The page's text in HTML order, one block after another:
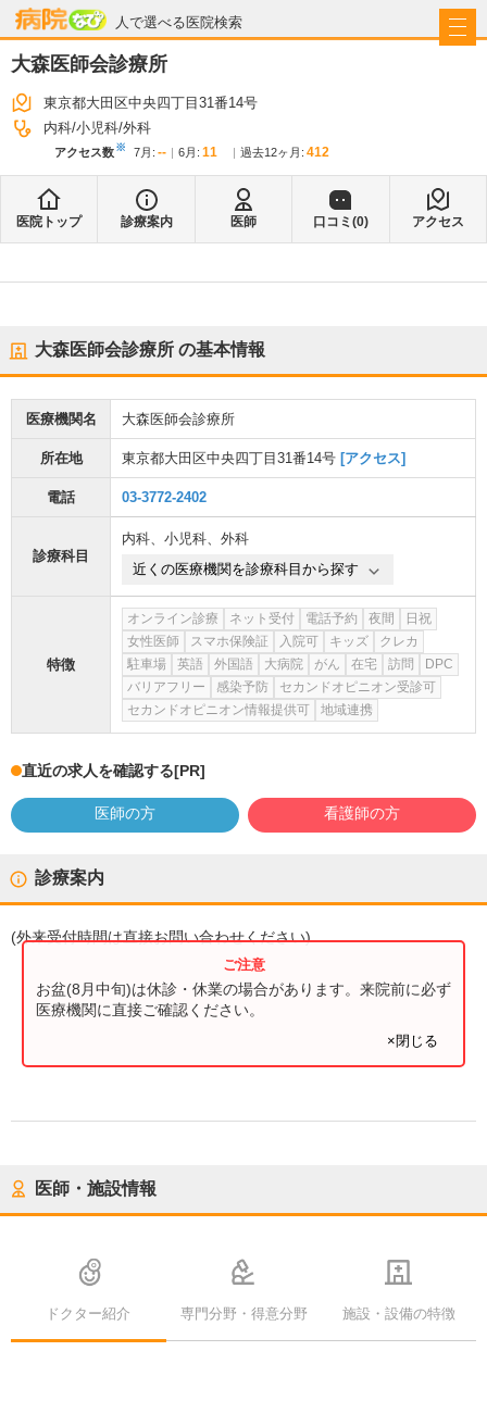
人で選べる医院検索
病院なび
大森医師会診療所
東京都大田区中央四丁目31番14号
内科 小児科 外科
アクセス数※ 7月 : -- 6月 : 11 過去12ヶ月: 412
医院トップ 診療案内 医師 口コミ(0) アクセス
大森医師会診療所 の基本情報
医療機関名 大森医師会診療所
所在地 東京都大田区中央四丁目31番14号 [アクセス]
電話 03-3772-2402
診療科目
内科、 小児科、 外科
近くの医療機関を診療科目から探す
特徴
オンライン診療 ネット受付 電話予約 夜間
日祝
女性医師
スマホ保険証 入院可 キッズ
クレカ
駐車場
英語 外国語 大病院 がん 在宅 訪問
DPC
バリアフリー
感染予防
セカンドオピニオン受診可
セカンドオピニオン情報提供可
地域連携
直近の求人を確認する[PR]
医師の方 看護師の方
診療案内
(外来受付時間は直接お問い合わせください)
お盆(8月中旬)は休診・休業の場合があります。来院前に必ず
医療機関に直接ご確認ください。
×閉じる
医師・施設情報
ドクター紹介 専門分野・得意分野 施設・設備の特徴